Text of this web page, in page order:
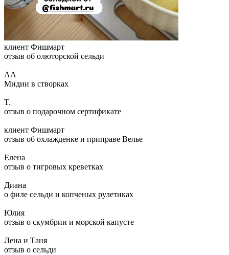
клиент Фишмарт
отзыв об олюторской сельди
АА
Мидии в створках
T.
отзыв о подарочном сертификате
клиент Фишмарт
отзыв об охлажденке и приправе Велье
Елена
отзыв о тигровых креветках
Диана
о филе сельди и копченых рулетиках
Юлия
отзыв о скумбрии и морской капусте
Лена и Таня
отзыв о сельди